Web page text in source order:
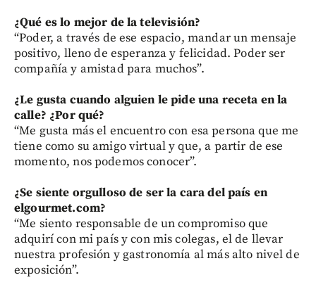
¿Qué es lo mejor de latelevisión?
“Poder, a través de ese espacio, mandar un mensaje
positivo, lleno de esperanza y felicidad. Poder ser
compañía y amistad para muchos”.
¿Le gusta cuando alguien le pide una receta en la
calle? ¿Por qué?
“Me gusta más el encuentro con esa persona que me
tiene como su amigo virtual y que, a partir de ese
momento, nos podemos conocer”.
¿Se siente orgulloso de ser la cara del país en
elgourmet.com?
“Me siento responsable de un compromiso que
adquirí con mi país y con mis colegas, el de llevar
nuestra profesión y gastronomía al más alto nivel de
exposición”.